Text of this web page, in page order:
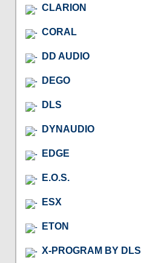
CLARION
CORAL
DD AUDIO
DEGO
DLS
DYNAUDIO
EDGE
E.O.S.
ESX
ETON
X-PROGRAM BY DLS